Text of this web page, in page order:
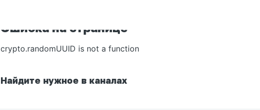
Ошибка на странице
crypto.randomUUID is not a function
Найдите нужное в каналах